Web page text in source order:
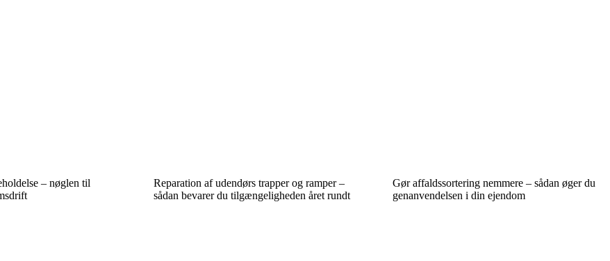
– nøglen til
Reparation af udendørs trapper og ramper –
sådan bevarer du tilgængeligheden året rundt
Gør affaldssortering nemmere – sådan øger du
genanvendelsen i din ejendom